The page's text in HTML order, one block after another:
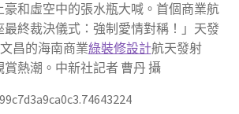
豪和虛空中的張水瓶大喊。首個商業航
最終裁決儀式：強制愛情對稱！」天發
昌的海南商業綠裝修設計航天發射
熱潮。中新社記者 曹丹 攝